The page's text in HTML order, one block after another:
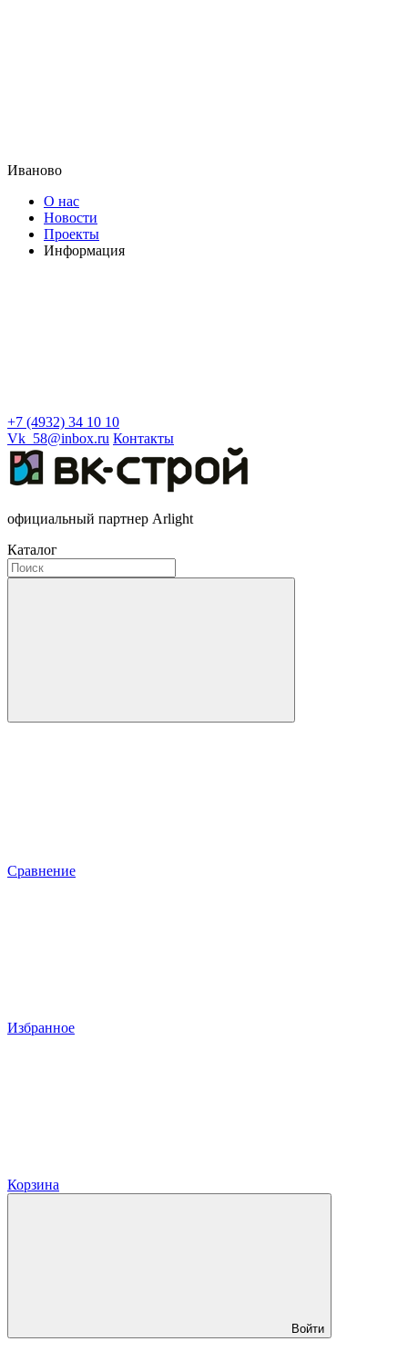
Иваново
О нас
Новости
Проекты
Информация
+7 (4932) 34 10 10
Vk_58@inbox.ru Контакты
официальный партнер Arlight
Каталог
Сравнение
Избранное
Корзина
Войти